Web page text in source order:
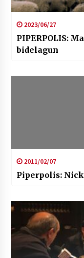
2023/06/27
PIPERPOLIS:
bidelagun
2011/02/07
Piperpolis: